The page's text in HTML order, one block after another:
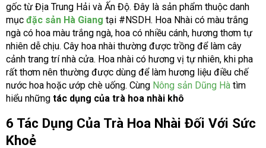
gốc từ Địa Trung Hải và Ấn Độ. Đây là sản phẩm thuộc danh
mục đặc sản Hà Giang tại #NSDH. Hoa Nhài có màu trắng
ngà có hoa màu trắng ngà, hoa có nhiều cánh, hương thơm tự
nhiên dễ chịu. Cây hoa nhài thường được trồng để làm cây
cảnh trang trí nhà cửa. Hoa nhài có hương vị tự nhiên, khi pha
rất thơm nên thường được dùng để làm hương liệu điều chế
nước hoa hoặc ướp chè uống. Cùng Nông sản Dũng Hà tìm
hiểu những tác dụng của trà hoa nhài khô
6 Tác Dụng Của Trà Hoa Nhài Đối Với Sức
Khoẻ